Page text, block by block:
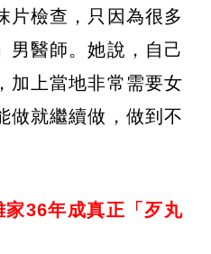
片檢查，只因為很多
男醫師。她說，自己
加上當地非常需要女
做就繼續做，做到不
36年成真正「歹丸